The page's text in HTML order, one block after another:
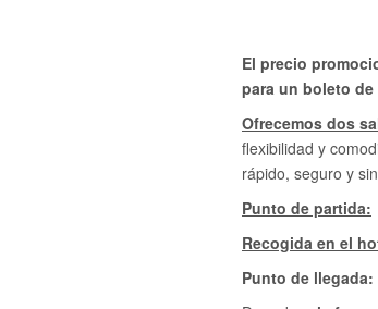
El precio
para un boleto de
Ofrecemos dos
flexibilidad y
rápido, seguro y
Punto de partida:
Recogida en el
Punto de llegada: